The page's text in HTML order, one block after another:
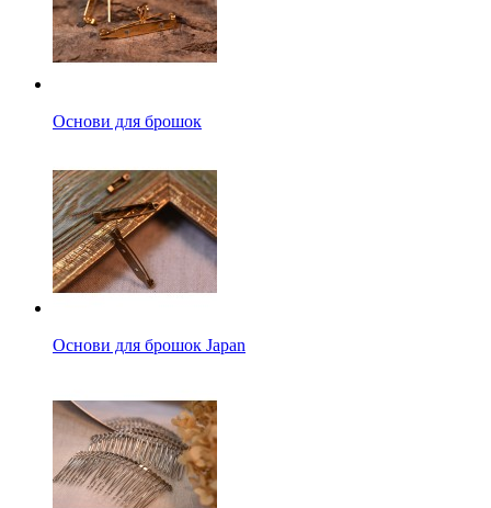
Основи для брошок
Основи для брошок Japan